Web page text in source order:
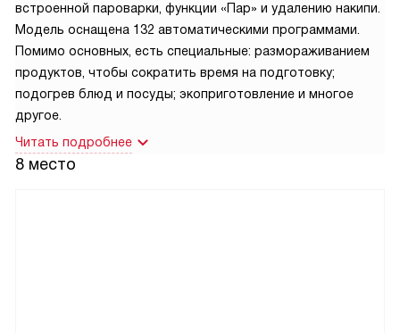
встроенной пароварки, функции «Пар» и удалению накипи.
Модель оснащена 132 автоматическими программами.
Помимо основных, есть специальные: размораживанием
продуктов, чтобы сократить время на подготовку;
подогрев блюд и посуды; экоприготовление и многое
другое.
Читать подробнее
8 место